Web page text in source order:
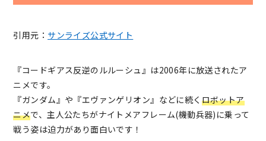
引用元： サンライズ公式サイト
『コードギアス反逆のルルーシュ』は2006年に放送されたア
ニメです。
『ガンダム』や『エヴァンゲリオン』などに続く ロボットア
ニメで、主人公たちがナイトメアフレーム(機動兵器)に乗って
戦う姿は迫力があり面白いです！